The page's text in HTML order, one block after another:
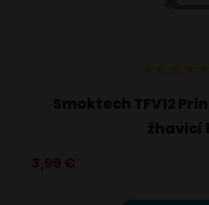
Smoktech TFV12
žhavicí